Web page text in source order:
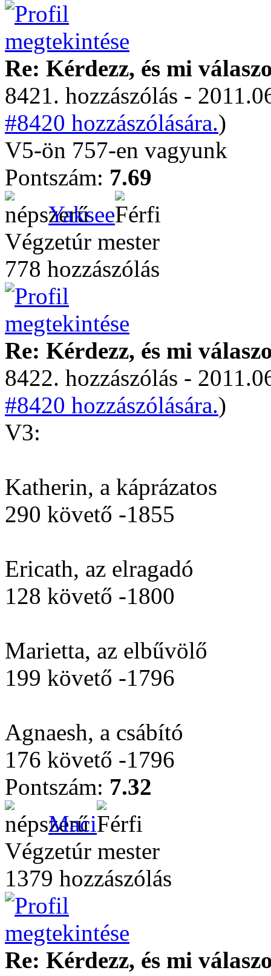
Re: Kérdezz, és mi
8421. hozzászólás -
#8420 hozzászólására.)
V5-ön 757-en vagyunk
Pontszám: 7.69
Yaksee
Végzetúr mester
778 hozzászólás
Re: Kérdezz, és mi
8422. hozzászólás -
#8420 hozzászólására.)
V3:
Katherin, a káprázatos
290 követő -1855
Ericath, az elragadó
128 követő -1800
Marietta, az elbűvölő
199 követő -1796
Agnaesh, a csábító
176 követő -1796
Pontszám: 7.32
Maci
Végzetúr mester
1379 hozzászólás
Re: Kérdezz, és mi